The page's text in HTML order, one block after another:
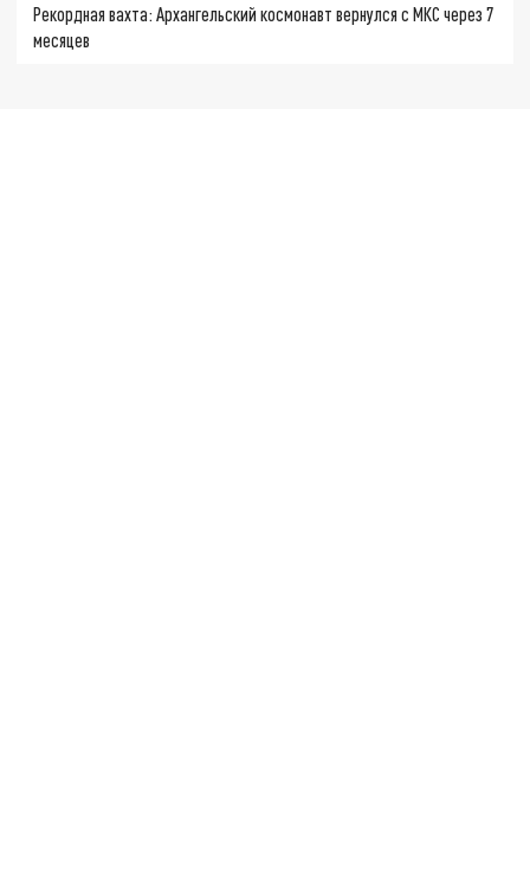
Рекордная вахта: Архангельский космонавт вернулся с МКС через 7
месяцев